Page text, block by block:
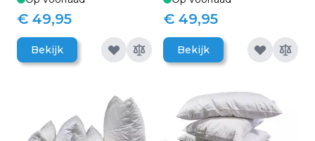
€ 49,95
Bekijk
€ 49,95
Bekijk